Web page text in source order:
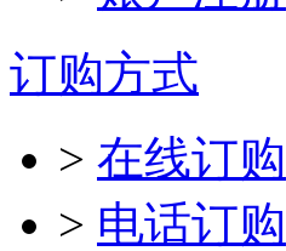
订购方式
> 在线订购
> 电话订购